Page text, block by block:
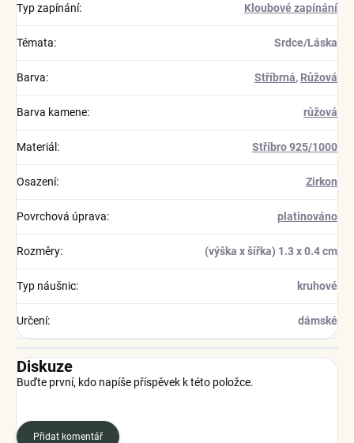
Typ zapínání: Kloubové zapínání
Témata: Srdce/Láska
Barva: Stříbrná, Růžová
Barva kamene: růžová
Materiál : Stříbro 925/1000
Osazení: Zirkon
Povrchová úprava: platinováno
Rozměry: (výška x šířka) 1.3 x 0.4 cm
Typ náušnic: kruhové
Určení: dámské
Diskuze
Buďte první, kdo napíše příspěvek k této položce.
Přidat komentář